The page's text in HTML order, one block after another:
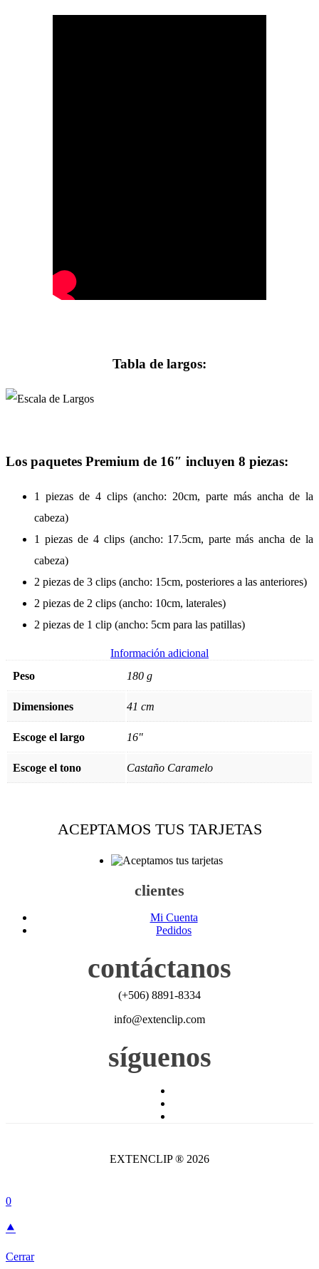
Tabla de largos:
Los paquetes Premium de 16″ incluyen 8 piezas:
1 piezas de 4 clips (ancho: 20cm, parte más ancha de la
cabeza)
1 piezas de 4 clips (ancho: 17.5cm, parte más ancha de la
cabeza)
2 piezas de 3 clips (ancho: 15cm, posteriores a las anteriores)
2 piezas de 2 clips (ancho: 10cm, laterales)
2 piezas de 1 clip (ancho: 5cm para las patillas)
Información adicional
Peso
180 g
Dimensiones 41 cm
Escoge el largo 16"
Escoge el tono Castaño Caramelo
ACEPTAMOS TUS TARJETAS
clientes
Mi Cuenta
Pedidos
contáctanos
(+506) 8891-8334
info@extenclip.com
síguenos
EXTENCLIP ® 2026
0
⯅
Cerrar